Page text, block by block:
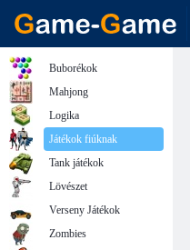
Buborékok
Mahjong
Logika
Játékok fiúknak
Tank játékok
Lövészet
Verseny Játékok
Zombies